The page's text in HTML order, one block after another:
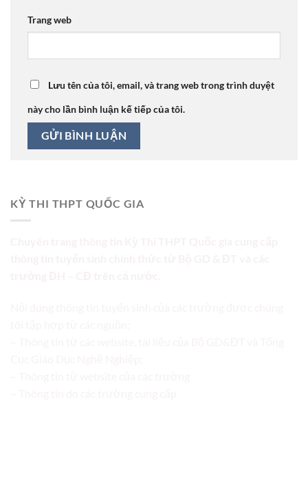
Trang web
Lưu tên của tôi, email, và trang web trong trình duyệt
này cho lần bình luận kế tiếp của tôi.
KỲ THI THPT QUỐC GIA